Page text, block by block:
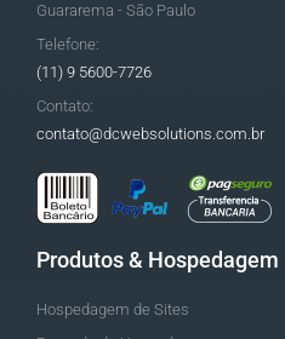
Guararema - São Paulo
Telefone:
(11) 9 5600-7726
Contato:
contato@dcwebsolutions.com.br
Produtos & Hospedagem
Hospedagem de Sites